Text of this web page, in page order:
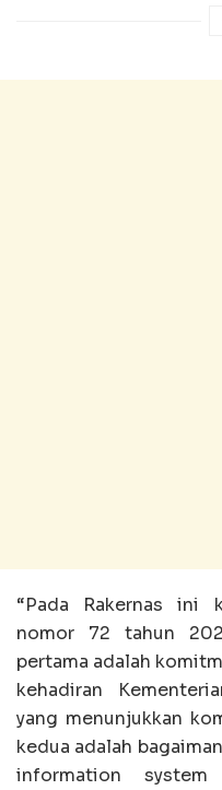
“Pada Rakernas ini
nomor 72 tahun
pertama adalah
kehadiran
yang menunjukkan
kedua adalah
information